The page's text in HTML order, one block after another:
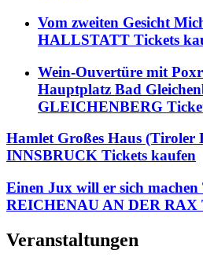
Vom zweiten Gesicht
HALLSTATT Tickets
Wein-Ouvertüre mit
Hauptplatz Bad
GLEICHENBERG
Hamlet Großes Haus (Tiroler
INNSBRUCK Tickets kaufen
Einen Jux will er sich machen
REICHENAU AN DER RAX
Veranstaltungen